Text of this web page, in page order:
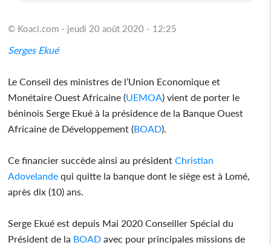
© Koaci.com - jeudi 20 août 2020 - 12:25
Serges Ekué
Le Conseil des ministres de l’Union Economique et
Monétaire Ouest Africaine (UEMOA) vient de porter le
béninois Serge Ekué à la présidence de la Banque Ouest
Africaine de Développement (BOAD).
Ce financier succède ainsi au présidentChristian
Adovelande qui quitte la banque dont le siège est à Lomé,
après dix (10) ans.
Serge Ekué est depuis Mai 2020 Conseiller Spécial du
Président de la BOAD avec pour principales missions de